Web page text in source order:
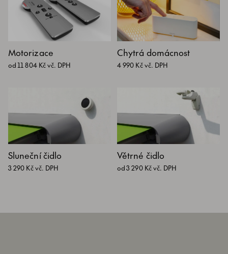
Motorizace
od 11 804 Kč vč. DPH
Chytrá domácnost
4 990 Kč vč. DPH
Sluneční čidlo
3 290 Kč vč. DPH
Větrné čidlo
od 3 290 Kč vč. DPH